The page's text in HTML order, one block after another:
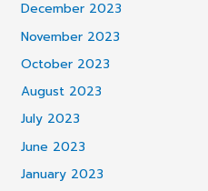
December 2023
November 2023
October 2023
August 2023
July 2023
June 2023
January 2023